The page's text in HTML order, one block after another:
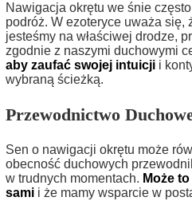
Nawigacja okrętu we śnie
podróż. W ezoteryce uważa się,
jesteśmy na właściwej drodze,
zgodnie z naszymi duchowymi
aby zaufać swojej intuicji i
wybraną ścieżką.
Przewodnictwo
Sen o nawigacji okrętu może
obecność duchowych
w trudnych momentach. Może
sami i że mamy wsparcie w